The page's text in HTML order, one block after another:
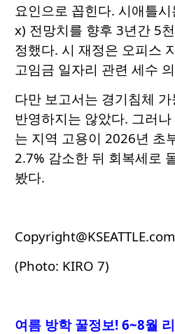
요인으로 꼽힌다. 시애틀
x) 전망치를 향후 3년간 5
정했다. 시 재정은 오피스
고임금 일자리 관련 세수
다만 보고서는 경기침체
반영하지는 않았다. 그러
는 지역 고용이 2026년 초
2.7% 감소한 뒤 회복세로
봤다.
Copyright@KSEATTLE.com
(Photo: KIRO 7)
여름 방학 꿀정보! 6~8월